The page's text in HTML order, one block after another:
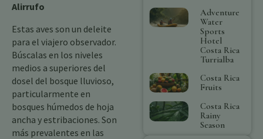
Alirrufo
Estas aves son un deleite
para el viajero observador.
Búscalas en los niveles
medios a superiores del
dosel del bosque lluvioso,
particularmente en
bosques húmedos de hoja
ancha y estribaciones. Son
más prevalentes en las
Adventure
Water
Sports
Hotel
Costa Rica
Turrialba
Costa Rica
Fruits
Costa Rica
Rainy
Season